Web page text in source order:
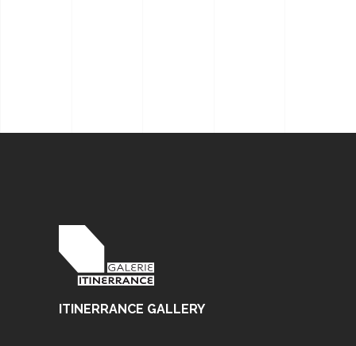
ITINERRANCE GALLERY